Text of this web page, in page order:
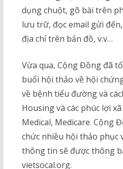
dụng chuột, gõ bài trên
lưu trữ, đọc email gửi
địa chỉ trên bản đồ, v.v…
Vừa qua, Cộng Đồng đã
buổi hội thảo về hội
về bệnh tiểu đường và
Housing và các phúc lợi xã
Medical, Medicare. Cộng
chức nhiều hội thảo phục
thông tin sẽ được thông
vietsocal.org.